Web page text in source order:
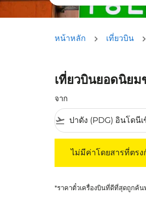
หน้าหลัก เที่ยวบิน
เที่ยวบินยอดนิยม
จาก
flight_takeoff
ไม่มีค่าโดยสารที่ตร
*ราคาตั๋วเครื่องบินที่ดีที่สุดถูกค้